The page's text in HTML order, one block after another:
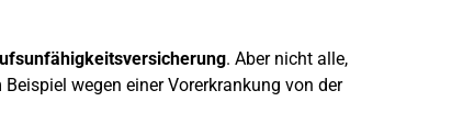
. Aber nicht alle,
wegen einer Vorerkrankung von der